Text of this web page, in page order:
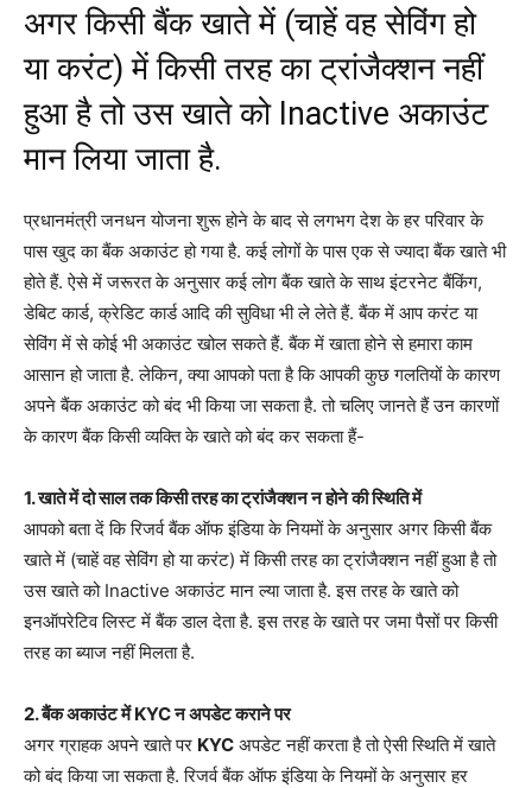
अगर किसी बैंक खाते में (चाहें वह सेविंग हो
या करंट) में किसी तरह का ट्रांजैक्शन नहीं
हुआ है तो उस खाते को Inactive अकाउंट
मान लिया जाता है.
प्रधानमंत्री जनधन योजना शुरू होने के बाद से लगभग देश के हर परिवार के
पास खुद का बैंक अकाउंट हो गया है. कई लोगों के पास एक से ज्यादा बैंक खाते भी
होते हैं. ऐसे में जरूरत के अनुसार कई लोग बैंक खाते के साथ इंटरनेट बैंकिंग,
डेबिट कार्ड, क्रेडिट कार्ड आदि की सुविधा भी ले लेते हैं. बैंक में आप करंट या
सेविंग में से कोई भी अकाउंट खोल सकते हैं. बैंक में खाता होने से हमारा काम
आसान हो जाता है. लेकिन, क्या आपको पता है कि आपकी कुछ गलतियों के कारण
अपने बैंक अकाउंट को बंद भी किया जा सकता है. तो चलिए जानते हैं उन कारणों
के कारण बैंक किसी व्यक्ति के खाते को बंद कर सकता हैं-
1. खाते में दो साल तक किसी तरह का ट्रांजैक्शन न होने की स्थिति में
आपको बता दें कि रिजर्व बैंक ऑफ इंडिया के नियमों के अनुसार अगर किसी बैंक
खाते में (चाहें वह सेविंग हो या करंट) में किसी तरह का ट्रांजैक्शन नहीं हुआ है तो
उस खाते को Inactive अकाउंट मान ल्या जाता है. इस तरह के खाते को
इनऑपरेटिव लिस्ट में बैंक डाल देता है. इस तरह के खाते पर जमा पैसों पर किसी
तरह का ब्याज नहीं मिलता है.
2. बैंक अकाउंट में KYC न अपडेट कराने पर
अगर ग्राहक अपने खाते पर KYC अपडेट नहीं करता है तो ऐसी स्थिति में खाते
को बंद किया जा सकता है. रिजर्व बैंक ऑफ इंडिया के नियमों के अनुसार हर